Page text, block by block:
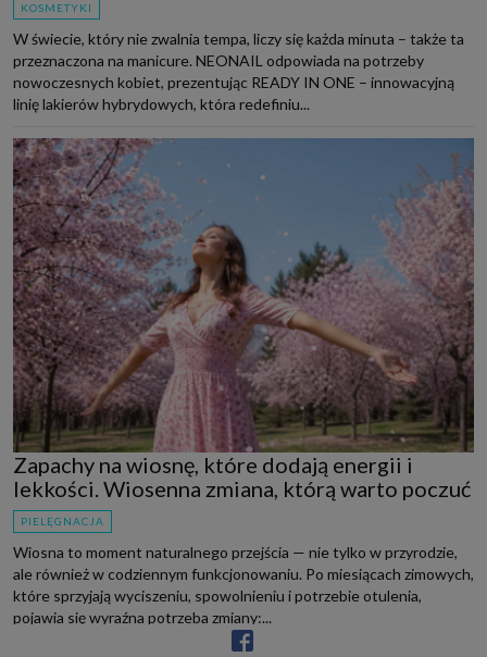
KOSMETYKI
W świecie, który nie zwalnia tempa, liczy się każda minuta – także ta
przeznaczona na manicure. NEONAIL odpowiada na potrzeby
nowoczesnych kobiet, prezentując READY IN ONE – innowacyjną
linię lakierów hybrydowych, która redefiniu...
Zapachy na wiosnę, które dodają energii i
lekkości. Wiosenna zmiana, którą warto poczuć
PIELĘGNACJA
Wiosna to moment naturalnego przejścia — nie tylko w przyrodzie,
ale również w codziennym funkcjonowaniu. Po miesiącach zimowych,
które sprzyjają wyciszeniu, spowolnieniu i potrzebie otulenia,
pojawia się wyraźna potrzeba zmiany:...